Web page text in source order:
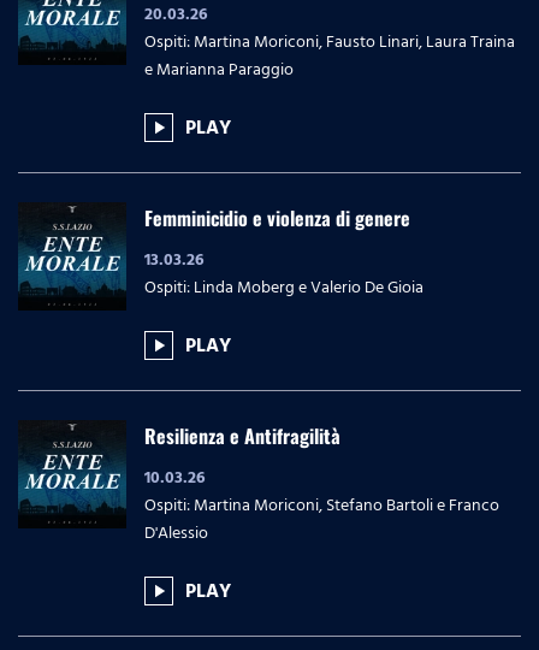
20.03.26
Ospiti: Martina Moriconi, Fausto Linari, Laura Traina
e Marianna Paraggio
play_arrow PLAY
Femminicidio e violenza di genere
13.03.26
Ospiti: Linda Moberg e Valerio De Gioia
play_arrow PLAY
Resilienza e Antifragilità
10.03.26
Ospiti: Martina Moriconi, Stefano Bartoli e Franco
D'Alessio
play_arrow PLAY